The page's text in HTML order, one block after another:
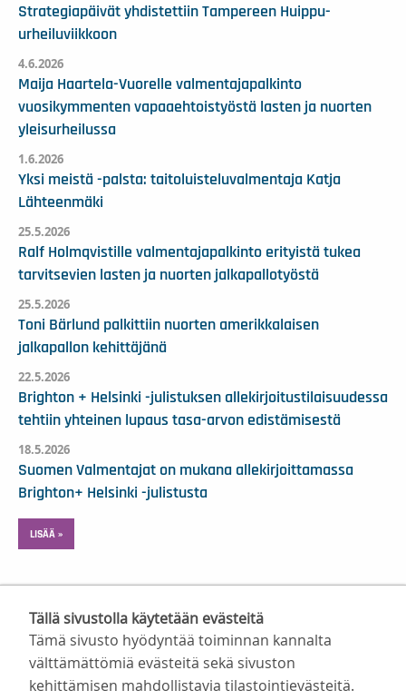
Tällä sivustolla käytetään evästeitä
Tämä sivusto hyödyntää toiminnan kannalta
välttämättömiä evästeitä sekä sivuston
kehittämisen mahdollistavia tilastointievästeitä.
Strategiapäivät yhdistettiin Tampereen Huippu-
urheiluviikkoon
4.6.2026
Maija Haartela-Vuorelle valmentajapalkinto
vuosikymmenten vapaaehtoistyöstä lasten ja nuorten
yleisurheilussa
1.6.2026
Yksi meistä -palsta: taitoluisteluvalmentaja Katja
Lähteenmäki
25.5.2026
Ralf Holmqvistille valmentajapalkinto erityistä tukea
tarvitsevien lasten ja nuorten jalkapallotyöstä
25.5.2026
Toni Bärlund palkittiin nuorten amerikkalaisen
jalkapallon kehittäjänä
22.5.2026
Brighton + Helsinki -julistuksen allekirjoitustilaisuudessa
tehtiin yhteinen lupaus tasa-arvon edistämisestä
18.5.2026
Suomen Valmentajat on mukana allekirjoittamassa
Brighton+ Helsinki -julistusta
LISÄÄ »
Suomen Valmentajat ry